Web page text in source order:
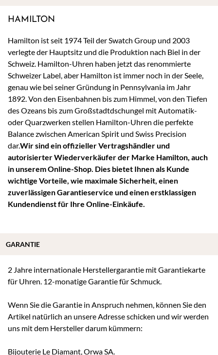
HAMILTON
Hamilton ist seit 1974 Teil der Swatch Group und 2003
verlegte der Hauptsitz und die Produktion nach Biel in der
Schweiz. Hamilton-Uhren haben jetzt das renommierte
Schweizer Label, aber Hamilton ist immer noch in der Seele,
genau wie bei seiner Gründung in Pennsylvania im Jahr
1892. Von den Eisenbahnen bis zum Himmel, von den Tiefen
des Ozeans bis zum Großstadtdschungel mit Automatik-
oder Quarzwerken stellen Hamilton-Uhren die perfekte
Balance zwischen American Spirit und Swiss Precision
dar.Wir sind ein offizieller Vertragshändler und
autorisierter Wiederverkäufer der Marke Hamilton, auch
in unserem Online-Shop. Dies bietet Ihnen als Kunde
wichtige Vorteile, wie maximale Sicherheit, einen
zuverlässigen Garantieservice und einen erstklassigen
Kundendienst für Ihre Online-Einkäufe.
2 Jahre internationale Herstellergarantie mit Garantiekarte
für Uhren. 12-monatige Garantie für Schmuck.
Wenn Sie die Garantie in Anspruch nehmen, können Sie den
Artikel natürlich an unsere Adresse schicken und wir werden
uns mit dem Hersteller darum kümmern:
Bijouterie Le Diamant, Orwa SA.
GARANTIE